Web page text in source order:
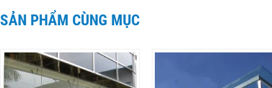
SẢN PHẨM CÙNG MỤC